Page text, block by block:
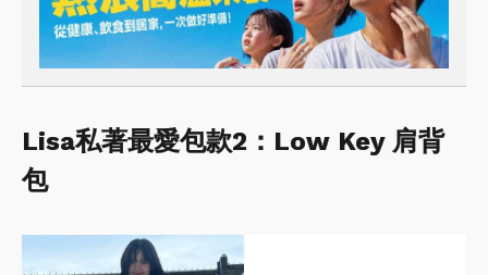
Lisa私著最愛包款2：Low Key 肩背
包